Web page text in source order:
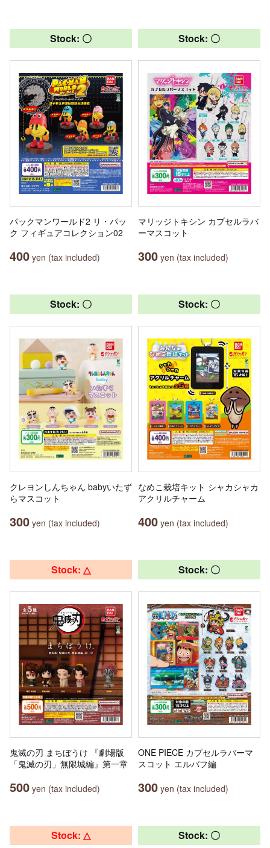
Stock: 〇
パックマンワールド2 リ・パッ
ク フィギュアコレクション02
400 yen (tax included)
Stock: 〇
マリッジトキシン カプセルラバ
ーマスコット
300 yen (tax included)
Stock: 〇
クレヨンしんちゃん babyいたず
らマスコット
300 yen (tax included)
Stock: 〇
なめこ栽培キット シャカシャカ
アクリルチャーム
400 yen (tax included)
Stock: △
鬼滅の刃 まちぼうけ 『劇場版
「鬼滅の刃」無限城編』第一章
500 yen (tax included)
Stock: 〇
ONE PIECE カプセルラバーマ
スコット エルバフ編
300 yen (tax included)
Stock: △ Stock: 〇